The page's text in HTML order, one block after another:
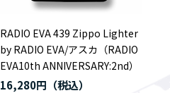
RADIO EVA 439 Zippo Lighter
by RADIO EVA/アスカ（RADIO
EVA10th ANNIVERSARY:2nd）
16,280円